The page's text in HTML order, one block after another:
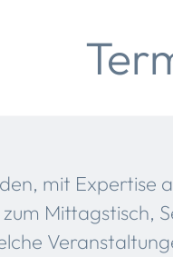
mit Expertise
Mittagstisch,